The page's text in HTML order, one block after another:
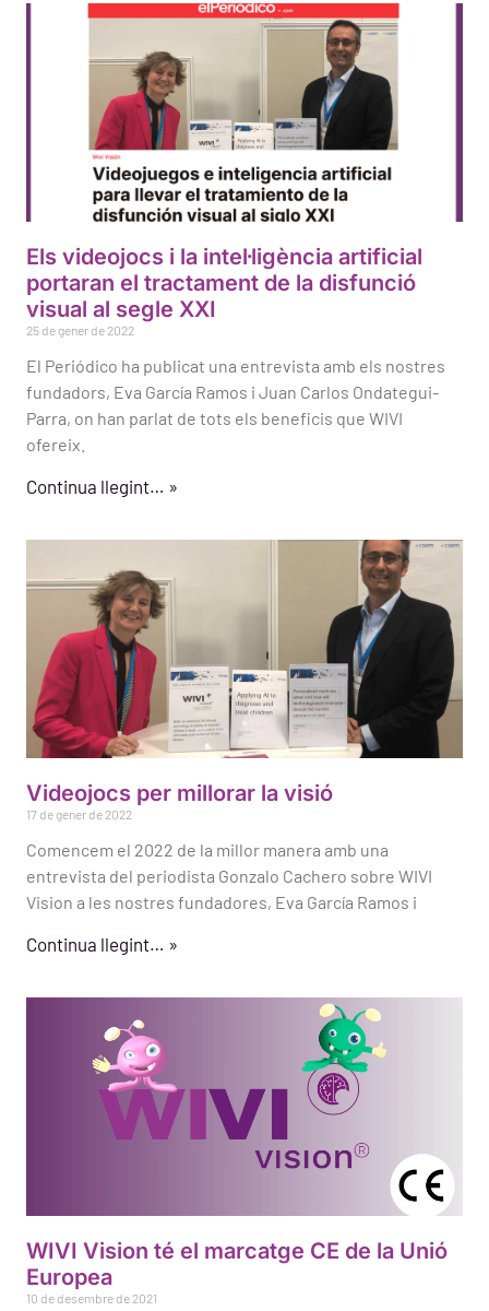
Els videojocs i la intel·ligència artificial
portaran el tractament de la disfunció
visual al segle XXI
25 de gener de 2022
El Periódico ha publicat una entrevista amb els nostres
fundadors, Eva García Ramos i Juan Carlos Ondategui-
Parra, on han parlat de tots els beneficis que WIVI
ofereix.
Continua llegint… »
Videojocs per millorar la visió
17 de gener de 2022
Comencem el 2022 de la millor manera amb una
entrevista del periodista Gonzalo Cachero sobre WIVI
Vision a les nostres fundadores, Eva García Ramos i
Continua llegint… »
WIVI Vision té el marcatge CE de la Unió
Europea
10 de desembre de 2021